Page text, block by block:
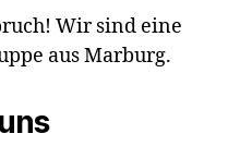
Wir sind eine
aus Marburg.